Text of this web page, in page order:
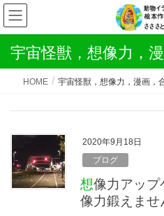
宇宙怪獣，想像力，
HOME 宇宙怪獣，想像力，漫画，
2020年9月18日
ブログ
想像力アップゲーム！！あなたも想
像力鍛えませ